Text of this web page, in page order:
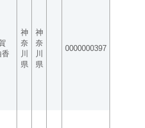
香
神
奈
川
県
神
奈
川
県
0000000397